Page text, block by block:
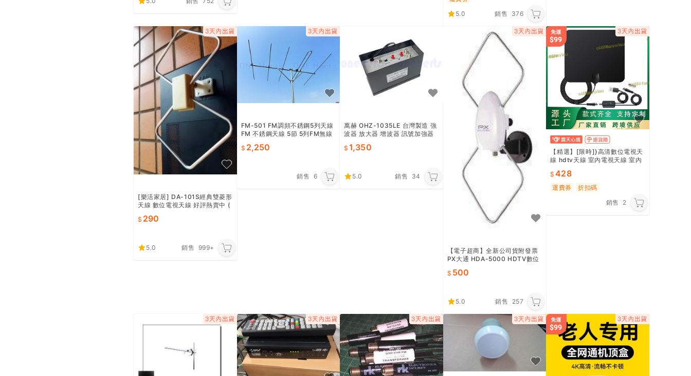
5.0
銷售 376
[樂活家居] DA-101S經典雙菱形
天線 數位電視天線 好評熱賣中 (
視天線)
290
5.0 銷售 999+
FM-501 FM調頻不銹鋼5列天線
FM 不銹鋼天線 5節 5列FM無線
台灣製造
2,250
銷售 6
萬赫 OHZ-1035LE 台灣製造 強
波器 放大器 增波器 訊號加強器
大樓 透天
1,350
5.0 銷售 34
【電子超商】全新公司貨附發票
PX大通 HDA-5000 HDTV數位
500
5.0 銷售 257
【精選】[限時]}高清數位電視天
線 hdtv天線 室內電視天線 室內
428
運費券
折扣碼
銷售
2